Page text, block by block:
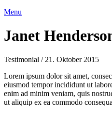
Menu
Janet
Testimonial / 21. Oktober 2015
Lorem ipsum dolor sit amet,
eiusmod tempor incididunt ut
enim ad minim veniam, quis
ut aliquip ex ea commodo